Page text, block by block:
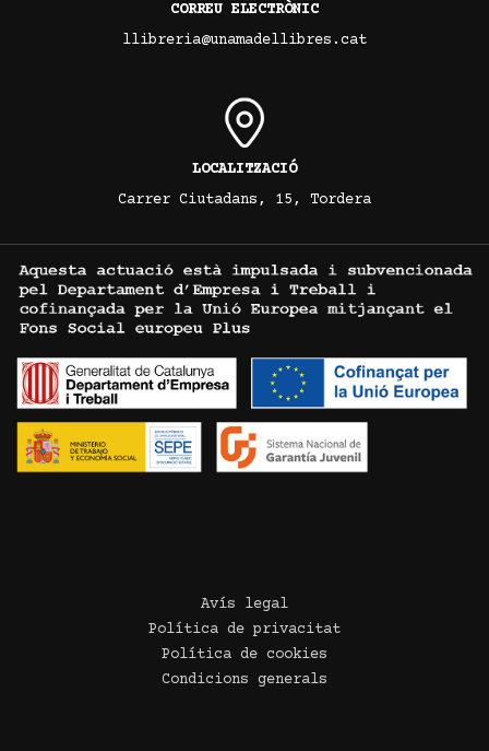
CORREU ELECTRÒNIC
llibreria@unamadellibres.cat
LOCALITZACIÓ
Carrer Ciutadans, 15, Tordera
Avís legal
Política de privacitat
Política de cookies
Condicions generals